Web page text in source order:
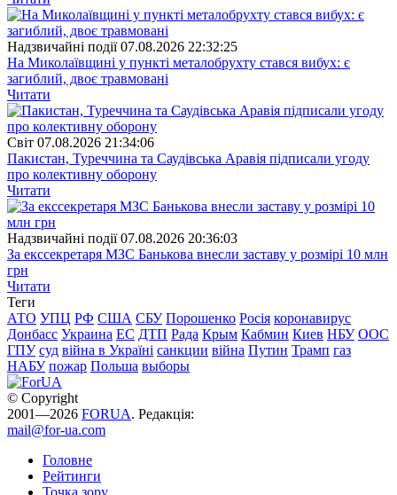
Надзвичайні події 07.08.2026 22:32:25
На Миколаївщині у пункті металобрухту стався вибух: є
загиблий, двоє травмовані
Читати
Свiт 07.08.2026 21:34:06
Пакистан, Туреччина та Саудівська Аравія підписали угоду
про колективну оборону
Читати
Надзвичайні події 07.08.2026 20:36:03
За екссекретаря МЗС Банькова внесли заставу у розмірі 10 млн
грн
Читати
Теги
АТО УПЦ РФ США СБУ Порошенко Росія коронавирус
Донбасс Украина ЕС ДТП Рада Крым Кабмин Киев НБУ ООС
ГПУ суд війна в Україні санкции війна Путин Трамп газ
НАБУ пожар Польша выборы
© Copyright
2001—2026 FORUA. Редакція:
mail@for-ua.com
Головне
Рейтинги
Точка зору